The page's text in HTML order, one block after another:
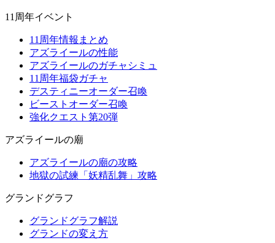
11周年イベント
11周年情報まとめ
アズライールの性能
アズライールのガチャシミュ
11周年福袋ガチャ
デスティニーオーダー召喚
ビーストオーダー召喚
強化クエスト第20弾
アズライールの廟
アズライールの廟の攻略
地獄の試練「妖精乱舞」攻略
グランドグラフ
グランドグラフ解説
グランドの変え方